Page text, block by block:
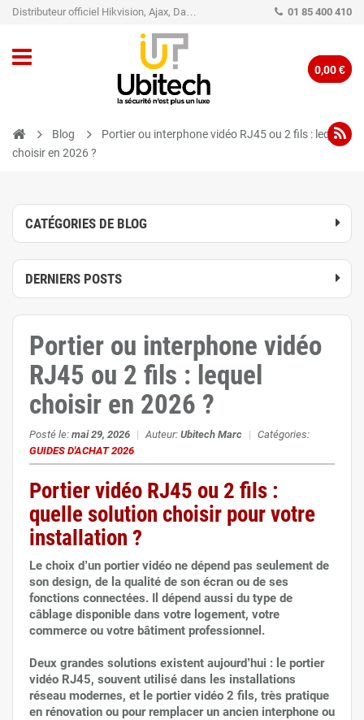
Distributeur officiel Hikvision, Ajax, Dahua, TP-Link - Caméra de vidéo surveillance - Alarme 01 85 400 410
0,00 €
Blog
Portier ou interphone vidéo RJ45 ou 2 fils : lequel
choisir en 2026 ?
CATÉGORIES DE BLOG
DERNIERS POSTS
Portier ou interphone vidéo
RJ45 ou 2 fils : lequel
choisir en 2026 ?
Posté le: mai 29, 2026 | Auteur: Ubitech Marc | Catégories:
GUIDES D'ACHAT 2026
Portier vidéo RJ45 ou 2 fils :
quelle solution choisir pour votre
installation ?
Le choix d’un portier vidéo ne dépend pas seulement de
son design, de la qualité de son écran ou de ses
fonctions connectées. Il dépend aussi du type de
câblage disponible dans votre logement, votre
commerce ou votre bâtiment professionnel.
Deux grandes solutions existent aujourd’hui : le portier
vidéo RJ45, souvent utilisé dans les installations
réseau modernes, et le portier vidéo 2 fils, très pratique
en rénovation ou pour remplacer un ancien interphone ou